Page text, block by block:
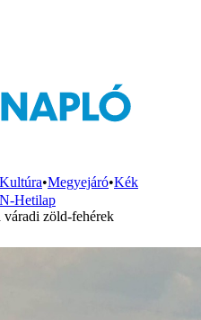
Kultúra•Megyejáró•Kék
Hetilap
váradi zöld-fehérek